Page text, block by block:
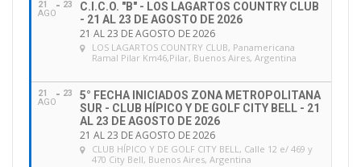
21
AGO
23
C.I.C.O. "B" - LOS LAGARTOS COUNTRY CLUB
- 21 AL 23 DE AGOSTO DE 2026
21 AL 23 DE AGOSTO DE 2026
LOS LAGARTOS COUNTRY CLUB, Panamericana
Ramal Pilar Km46,Pilar, Buenos Aires, Argentina
21
AGO
23
5° FECHA INICIADOS ZONA METROPOLITANA
SUR - CLUB HÍPICO Y DE GOLF CITY BELL - 21
AL 23 DE AGOSTO DE 2026
21 AL 23 DE AGOSTO DE 2026
CLUB HÍPICO Y DE GOLF CITY BELL, Calle 12 e/ 469 y
470 City Bell, Buenos Aires, Argentina